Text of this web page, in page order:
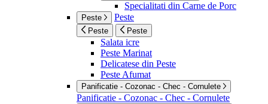
Specialitati din Carne de Porc
Peste Peste
Peste Peste
Salata icre
Peste Marinat
Delicatese din Peste
Peste Afumat
Panificatie - Cozonac - Chec - Cornulete
Panificatie - Cozonac - Chec - Cornulete